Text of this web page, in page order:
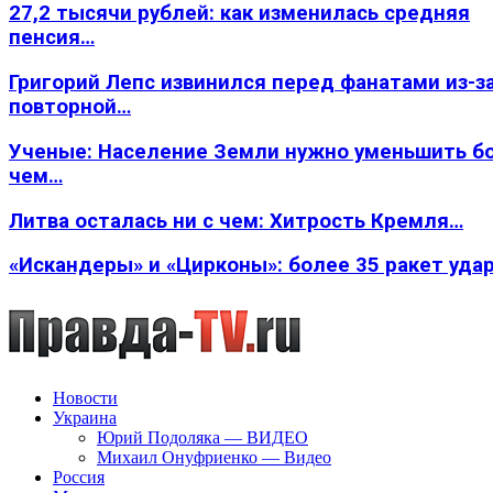
27,2 тысячи рублей: как изменилась средняя
пенсия…
Григорий Лепс извинился перед фанатами из-
повторной…
Ученые: Население Земли нужно уменьшить
чем…
Литва осталась ни с чем: Хитрость Кремля…
«Искандеры» и «Цирконы»: более 35 ракет
Новости
Украина
Юрий Подоляка — ВИДЕО
Михаил Онуфриенко — Видео
Россия